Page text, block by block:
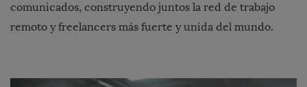
comunicados, construyendo juntos la red de trabajo
remoto y freelancers más fuerte y unida del mundo.